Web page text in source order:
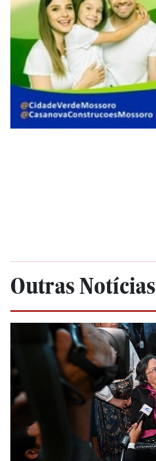
Outras Notícias